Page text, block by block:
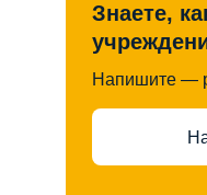
Знаете,
Напишите —